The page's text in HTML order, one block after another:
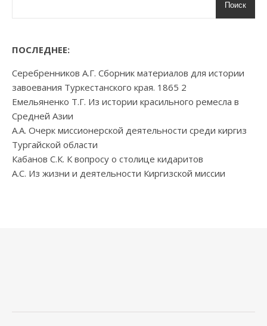
Поиск
ПОСЛЕДНЕЕ:
Серебренников А.Г. Сборник материалов для истории
завоевания Туркестанского края. 1865 2
Емельяненко Т.Г. Из истории красильного ремесла в
Средней Азии
А.А. Очерк миссионерской деятельности среди киргиз
Тургайской области
Кабанов С.К. К вопросу о столице кидаритов
А.С. Из жизни и деятельности Киргизской миссии